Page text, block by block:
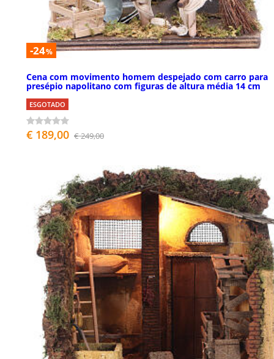
-24%
Cena com movimento homem despejado com carro para
presépio napolitano com figuras de altura média 14 cm
ESGOTADO
€ 189,00 € 249,00